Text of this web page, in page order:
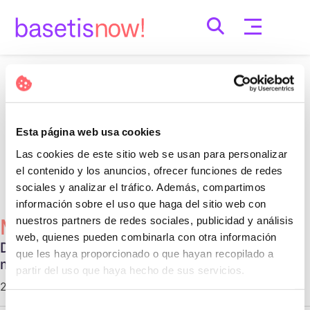
Esta página web usa cookies
Las cookies de este sitio web se usan para personalizar
el contenido y los anuncios, ofrecer funciones de redes
sociales y analizar el tráfico. Además, compartimos
información sobre el uso que haga del sitio web con
nuestros partners de redes sociales, publicidad y análisis
web, quienes pueden combinarla con otra información
que les haya proporcionado o que hayan recopilado a
partir del uso que haya hecho de sus servicios.
Selección
Nothing Found
Perhaps searching can help.
Cerca:
Més Populars
Diferentes tipos de relaciones no
monogámicas
29 d'octubre de 2020 |Communication